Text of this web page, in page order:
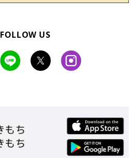
FOLLOW US